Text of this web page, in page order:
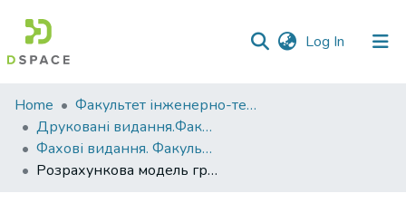
Log In (current)
Communities
&
Collections
All of DSpace
Home
Факультет інженерно-технологічний
Друковані видання.Факультет інженерно-технологічний
Фахові видання. Факультет інженерно-технологічний
Розрахункова модель гравітаційного руху зернового матеріалу в похилому каналі з дискретно змінним кутом нахилу